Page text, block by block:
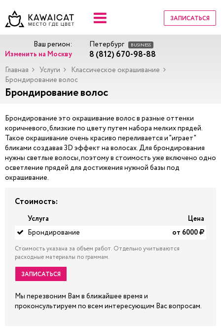
ЗАПИСАТЬСЯ
Ваш регион:
Изменить на Москву
Петербург BUSINESS
8 (812) 670-98-88
Главная Услуги
Классическое окрашивание
Брондирование волос
Брондирование волос
Брондирование это окрашивание волос в разные оттенки
коричневого, близкие по цвету путем набора мелких прядей.
Такое окрашивание очень красиво переливается и "играет"
бликами создавая 3D эффект на волосах. Для брондирования
нужны светлые волосы, поэтому в стоимость уже включено одно
осветление прядей для достижения нужной базы под
окрашивание.
Стоимость:
Услуга
Цена
Брондирование
от 6000
Стоимость указана за объем работ. Отдельно учитываются
расходные материалы по граммам.
ЗАПИСАТЬСЯ
Мы перезвоним Вам в ближайшее время и
проконсультируем по всем интересующим Вас вопросам.